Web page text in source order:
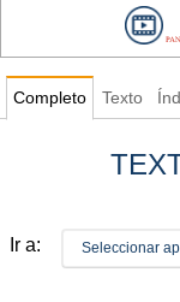
Completo Texto
Ir a: Seleccionar